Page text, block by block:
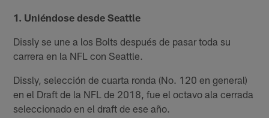
1. Uniéndose desde Seattle
Dissly se une a los Bolts después de pasar toda su
carrera en la NFL con Seattle.
Dissly, selección de cuarta ronda (No. 120 en general)
en el Draft de la NFL de 2018, fue el octavo ala cerrada
seleccionado en el draft de ese año.